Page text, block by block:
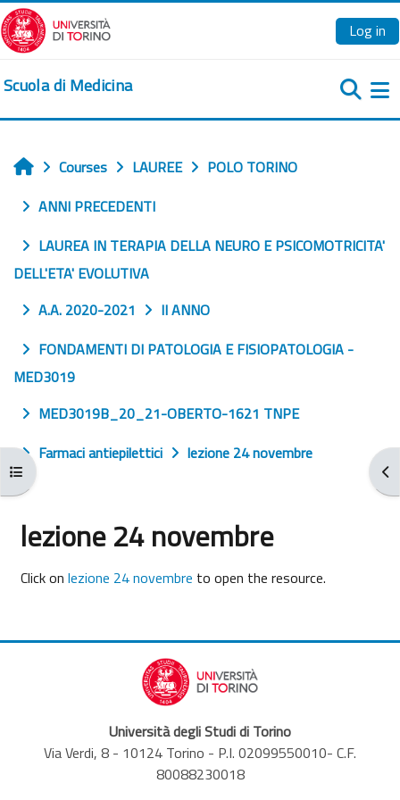
Skip to main content
Log in
Scuola di Medicina
Open course index
Home
Courses LAUREE
POLO TORINO
ANNI PRECEDENTI
LAUREA IN TERAPIA DELLA NEURO E PSICOMOTRICITA'
DELL'ETA' EVOLUTIVA
A.A. 2020-2021
II ANNO
FONDAMENTI DI PATOLOGIA E FISIOPATOLOGIA -
MED3019
MED3019B_20_21-OBERTO-1621 TNPE
Farmaci antiepilettici
lezione 24 novembre
lezione 24 novembre
Completion requirements
Click on lezione 24 novembre to open the resource.
Università degli Studi di Torino
Via Verdi, 8 - 10124 Torino - P.I. 02099550010- C.F.
80088230018